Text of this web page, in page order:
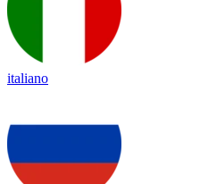
italiano